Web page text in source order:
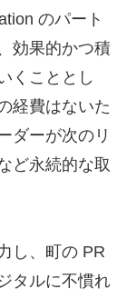
のパート
効果的かつ積
くこととし
経費はないた
ダーが次のリ
ど永続的な取
し、町の PR
タルに不慣れ